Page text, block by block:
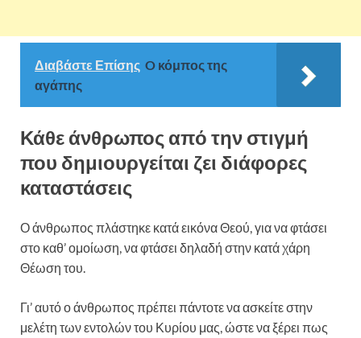
Διαβάστε Επίσης O κόμπος της
αγάπης
Κάθε άνθρωπος από την στιγμή
που δημιουργείται ζει διάφορες
καταστάσεις
Ο άνθρωπος πλάστηκε κατά εικόνα Θεού, για να φτάσει
στο καθ’ ομοίωση, να φτάσει δηλαδή στην κατά χάρη
Θέωση του.
Γι’ αυτό ο άνθρωπος πρέπει πάντοτε να ασκείτε στην
μελέτη των εντολών του Κυρίου μας, ώστε να ξέρει πως